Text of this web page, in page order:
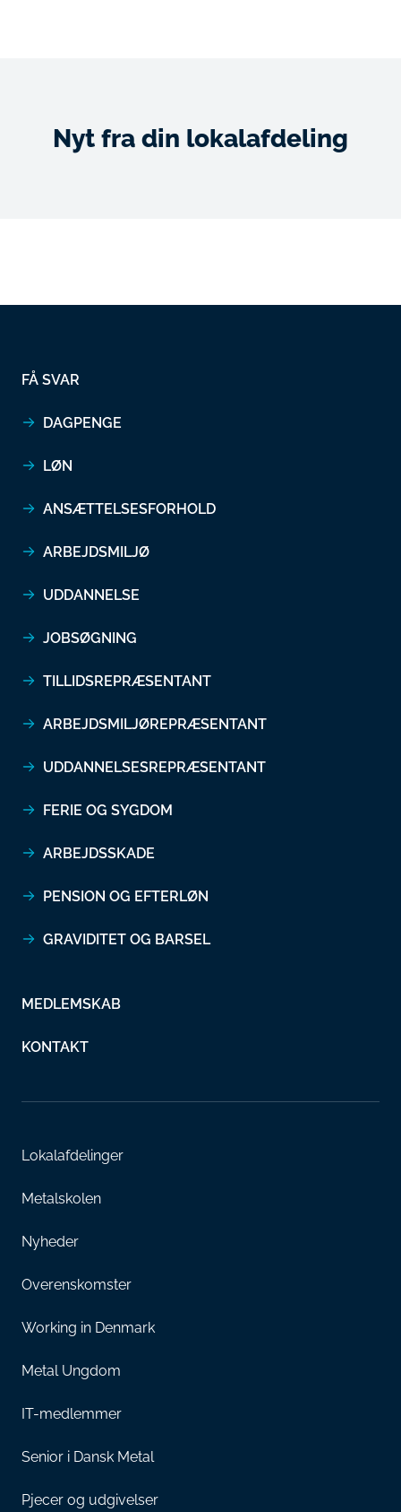
Nyt fra din lokalafdeling
FÅ SVAR
DAGPENGE
LØN
ANSÆTTELSESFORHOLD
ARBEJDSMILJØ
UDDANNELSE
JOBSØGNING
TILLIDSREPRÆSENTANT
ARBEJDSMILJØREPRÆSENTANT
UDDANNELSESREPRÆSENTANT
FERIE OG SYGDOM
ARBEJDSSKADE
PENSION OG EFTERLØN
GRAVIDITET OG BARSEL
MEDLEMSKAB
KONTAKT
Lokalafdelinger
Metalskolen
Nyheder
Overenskomster
Working in Denmark
Metal Ungdom
IT-medlemmer
Senior i Dansk Metal
Pjecer og udgivelser